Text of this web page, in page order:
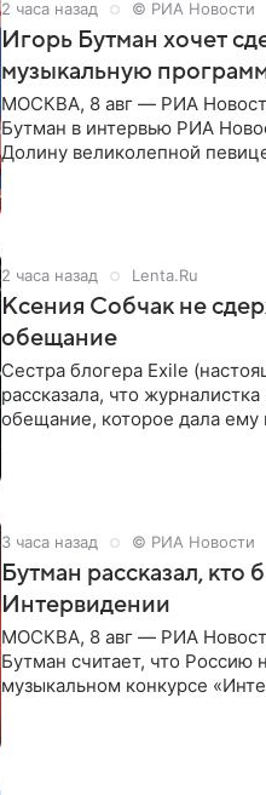
2 часа назад © РИА Новости
Игорь Бутман хочет
музыкальную
МОСКВА, 8 авг — РИА
Бутман в интервью РИА
Долину великолепной
2 часа назад Lenta.Ru
Ксения Собчак не
обещание
Сестра блогера Exile
рассказала, что
обещание, которое дала
3 часа назад © РИА Новости
Бутман рассказал,
Интервидении
МОСКВА, 8 авг — РИА
Бутман считает, что
музыкальном конкурсе